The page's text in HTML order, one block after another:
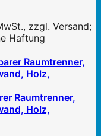
zzgl. Versand;
Haftung
Raumtrenner,
Holz,